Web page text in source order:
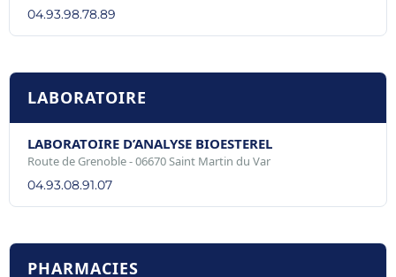
04.93.98.78.89
LABORATOIRE
LABORATOIRE D’ANALYSE BIOESTEREL
Route de Grenoble - 06670 Saint Martin du Var
04.93.08.91.07
PHARMACIES